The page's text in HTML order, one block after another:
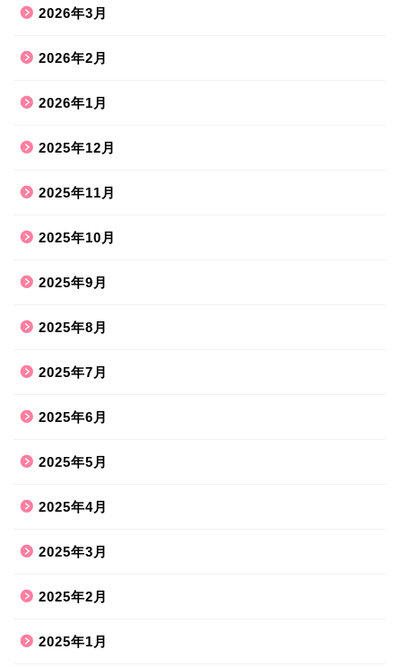
2026年3月
2026年2月
2026年1月
2025年12月
2025年11月
2025年10月
2025年9月
2025年8月
2025年7月
2025年6月
2025年5月
2025年4月
2025年3月
2025年2月
2025年1月